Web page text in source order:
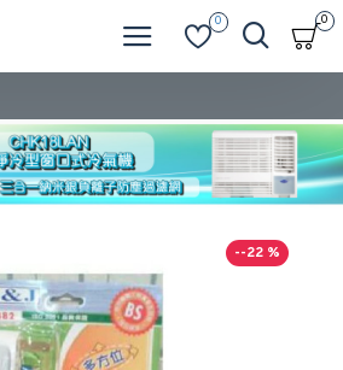
0 0
--22 %